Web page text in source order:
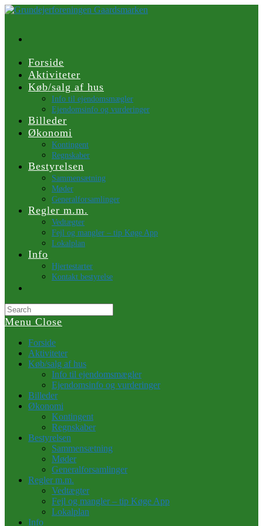
Skip
Forside
Aktiviteter
Køb/salg af hus
Info til ejendomsmægler
Ejendomsinfo og vurderinger
Billeder
Økonomi
Kontingent
Regnskaber
Bestyrelsen
Sammensætning
Møder
Generalforsamlinger
Regler m.m.
Vedtægter
Fejl og mangler – tip Køge App
Lokalplan
Info
Hjertestarter
Kontakt bestyrelse
search
Menu Close
Forside
Aktiviteter
Køb/salg af hus
Info til ejendomsmægler
Ejendomsinfo og vurderinger
Billeder
Økonomi
Kontingent
Regnskaber
Bestyrelsen
Sammensætning
Møder
Generalforsamlinger
Regler m.m.
Vedtægter
Fejl og mangler – tip Køge App
Lokalplan
Info